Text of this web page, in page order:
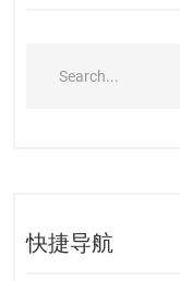
快捷导航